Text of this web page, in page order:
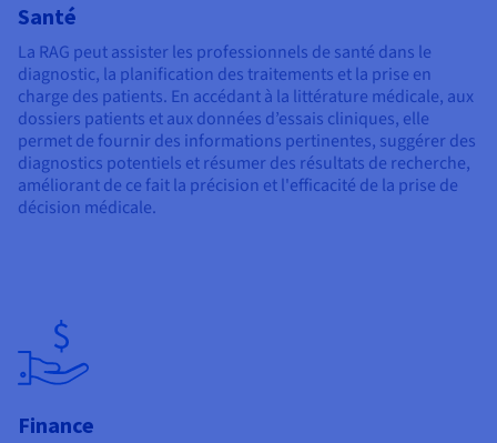
Santé
La RAG peut assister les professionnels de santé dans le
diagnostic, la planification des traitements et la prise en
charge des patients. En accédant à la littérature médicale, aux
dossiers patients et aux données d’essais cliniques, elle
permet de fournir des informations pertinentes, suggérer des
diagnostics potentiels et résumer des résultats de recherche,
améliorant de ce fait la précision et l'efficacité de la prise de
décision médicale.
Finance